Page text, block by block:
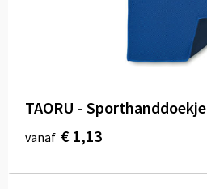
TAORU - Sporthanddoekje
vanaf € 1,13